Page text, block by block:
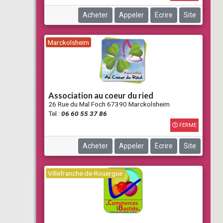
Acheter Appeler Ecrire Site
Marckolsheim
association au coeur du ried
26 Rue du Mal Foch 67390 Marckolsheim
Tel : 06 60 55 37 86
FERME
Acheter Appeler Ecrire Site
Villefranche-de-Rouergue